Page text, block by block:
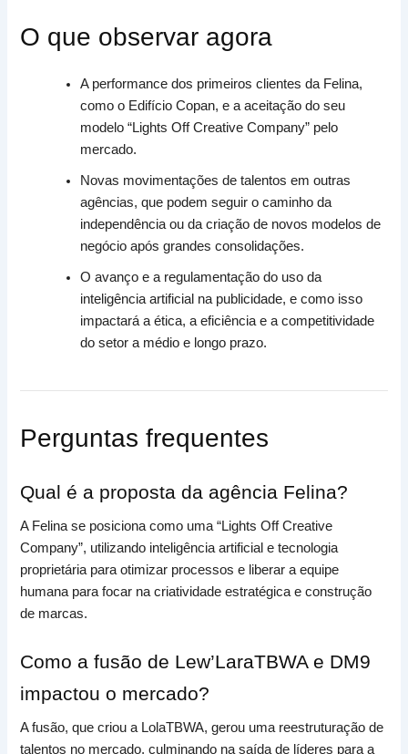
O que observar agora
A performance dos primeiros clientes da Felina,
como o Edifício Copan, e a aceitação do seu
modelo “Lights Off Creative Company” pelo
mercado.
Novas movimentações de talentos em outras
agências, que podem seguir o caminho da
independência ou da criação de novos modelos de
negócio após grandes consolidações.
O avanço e a regulamentação do uso da
inteligência artificial na publicidade, e como isso
impactará a ética, a eficiência e a competitividade
do setor a médio e longo prazo.
Perguntas frequentes
Qual é a proposta da agência Felina?
A Felina se posiciona como uma “Lights Off Creative
Company”, utilizando inteligência artificial e tecnologia
proprietária para otimizar processos e liberar a equipe
humana para focar na criatividade estratégica e construção
de marcas.
Como a fusão de Lew’LaraTBWA e DM9
impactou o mercado?
A fusão, que criou a LolaTBWA, gerou uma reestruturação de
talentos no mercado, culminando na saída de líderes para a